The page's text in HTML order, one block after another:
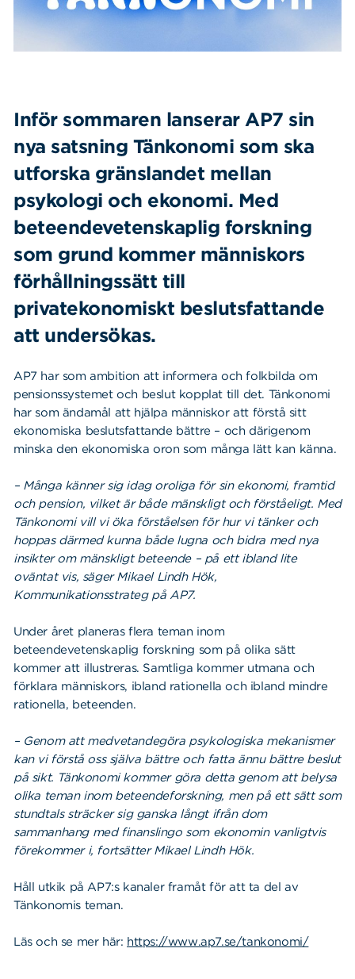
Inför sommaren lanserar AP7 sin
nya satsning Tänkonomi som ska
utforska gränslandet mellan
psykologi och ekonomi. Med
beteendevetenskaplig forskning
som grund kommer människors
förhållningssätt till
privatekonomiskt beslutsfattande
att undersökas.
AP7 har som ambition att informera och folkbilda om
pensionssystemet och beslut kopplat till det. Tänkonomi
har som ändamål att hjälpa människor att förstå sitt
ekonomiska beslutsfattande bättre – och därigenom
minska den ekonomiska oron som många lätt kan känna.
– Många känner sig idag oroliga för sin ekonomi, framtid
och pension, vilket är både mänskligt och förståeligt. Med
Tänkonomi vill vi öka förståelsen för hur vi tänker och
hoppas därmed kunna både lugna och bidra med nya
insikter om mänskligt beteende – på ett ibland lite
oväntat vis, säger Mikael Lindh Hök,
Kommunikationsstrateg på AP7.
Under året planeras flera teman inom
beteendevetenskaplig forskning som på olika sätt
kommer att illustreras. Samtliga kommer utmana och
förklara människors, ibland rationella och ibland mindre
rationella, beteenden.
– Genom att medvetandegöra psykologiska mekanismer
kan vi förstå oss själva bättre och fatta ännu bättre beslut
på sikt. Tänkonomi kommer göra detta genom att belysa
olika teman inom beteendeforskning, men på ett sätt som
stundtals sträcker sig ganska långt ifrån dom
sammanhang med finanslingo som ekonomin vanligtvis
förekommer i, fortsätter Mikael Lindh Hök.
Håll utkik på AP7:s kanaler framåt för att ta del av
Tänkonomis teman.
Läs och se mer här: https://www.ap7.se/tankonomi/